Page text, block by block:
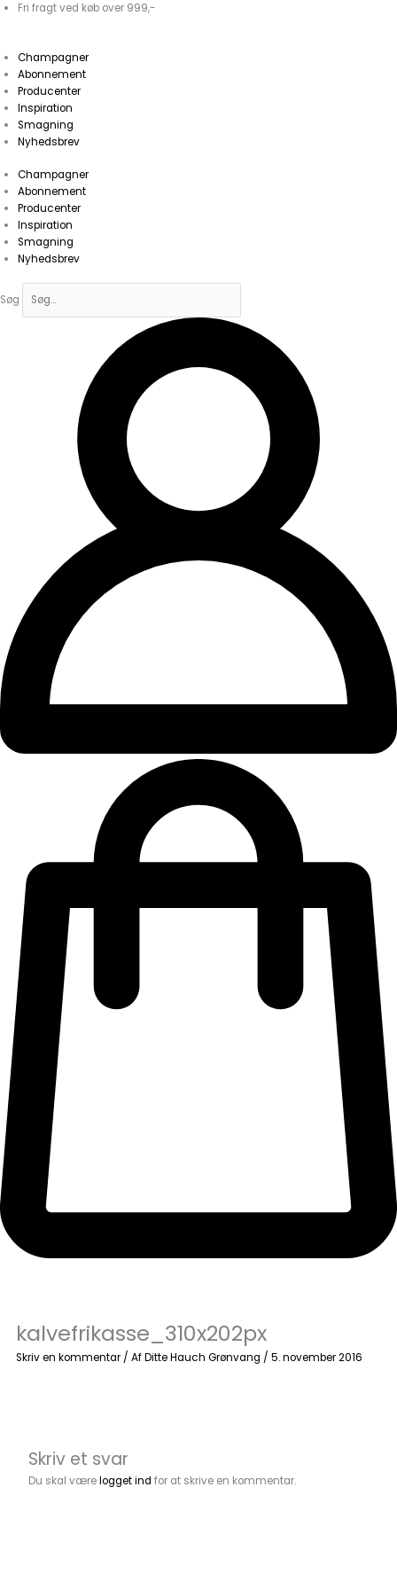
Gå
Fri fragt ved køb over 999,-
Champagner
Abonnement
Producenter
Inspiration
Smagning
Nyhedsbrev
Champagner
Abonnement
Producenter
Inspiration
Smagning
Nyhedsbrev
Søg
kalvefrikasse_310x202px
Skriv en kommentar / AfDitte Hauch Grønvang /5. november 2016
Skriv et svar
Du skal værelogget ind for at skrive en kommentar.